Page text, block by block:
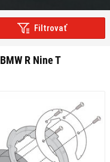
Filtrovať
BMW R Nine T